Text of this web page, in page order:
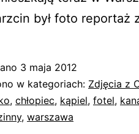
był foto reportaż
3 maja 2012
w kategoriach: Zdjęcia z
, chłopiec, kąpiel, fotel,
, warszawa